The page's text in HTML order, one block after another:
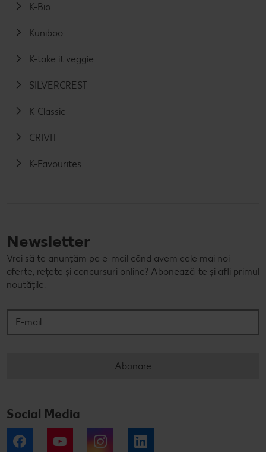
K-Bio
Kuniboo
K-take it veggie
SILVERCREST
K-Classic
CRIVIT
K-Favourites
Newsletter
Vrei să te anunțăm pe e-mail când avem cele mai noi
oferte, rețete și concursuri online? Abonează-te și afli primul
noutățile.
Abonare
Social Media
Facebook YouTube Instagram